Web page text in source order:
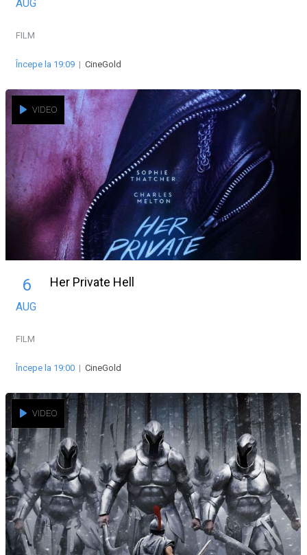
AUG
FILM
Începe la 19:09 | CineGold
VIDEO
6
AUG
Her Private Hell
FILM
Începe la 19:00 | CineGold
VIDEO